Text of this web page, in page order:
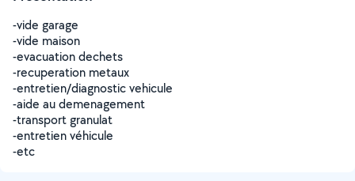
-vide garage
-vide maison
-evacuation dechets
-recuperation metaux
-entretien/diagnostic vehicule
-aide au demenagement
-transport granulat
-entretien véhicule
-etc